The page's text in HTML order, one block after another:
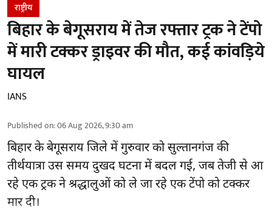
राष्ट्रीय
बिहार के बेगूसराय में तेज रफ्तार ट्रक ने टेंपो
में मारी टक्कर ड्राइवर की मौत, कई कांवड़िये
घायल
IANS
Published on:06 Aug 2026, 9:30 am
बिहारके बेगूसराय जिले में गुरुवार को सुल्तानगंज की
तीर्थयात्रा उस समय दुखद घटना में बदल गई, जब तेजी से आ
रहे एक ट्रक ने श्रद्धालुओं को ले जा रहे एक टेंपो को टक्कर
मार दी।